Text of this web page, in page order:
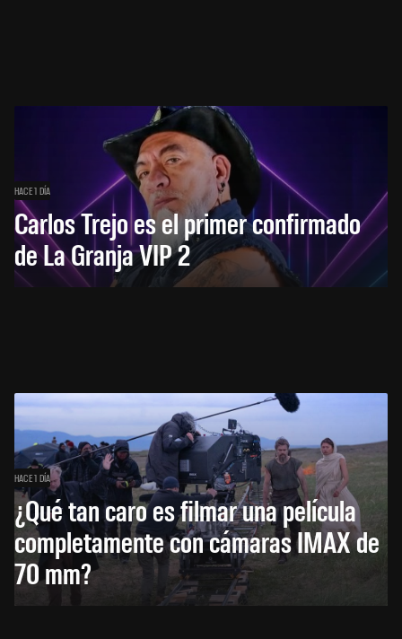
HACE 1 DÍA
Carlos Trejo es el primer confirmado
de La Granja VIP 2
HACE 1 DÍA
¿Qué tan caro es filmar una película
completamente con cámaras IMAX de
70 mm?